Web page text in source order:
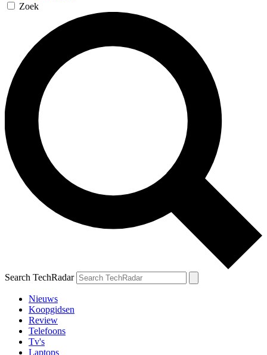
Zoek
Search TechRadar
Nieuws
Koopgidsen
Review
Telefoons
Tv's
Laptops